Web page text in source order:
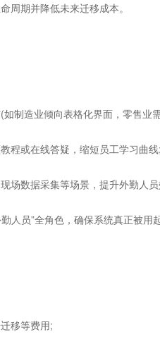
期并降低未来迁移成本。
制造业倾向表格化界面，零售业
或在线答疑，缩短员工学习曲线;
数据采集等场景，提升外勤人员
员”全角色，确保系统真正被用起
移等费用;